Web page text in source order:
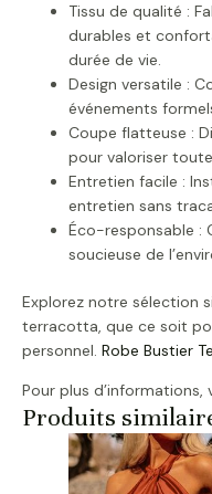
Tissu de qualité :
durables et
durée de vie.
Design versatile :
événements
Coupe flatteuse :
pour valoriser
Entretien facile :
entretien sans
Éco-responsable :
soucieuse de
Explorez notre sélection
terracotta, que ce soit
personnel. Robe Bustier
Pour plus d’informations,
Produits